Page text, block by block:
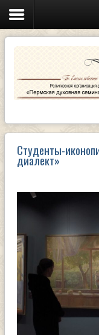
Студенты-
диалект»